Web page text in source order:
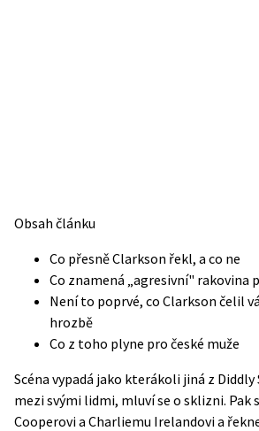
Obsah článku
Co přesně Clarkson řekl, a co ne
Co znamená „agresivní" rakovina
Není to poprvé, co Clarkson čelil
hrozbě
Co z toho plyne pro české muže
Scéna vypadá jako kterákoli jiná z
mezi svými lidmi, mluví se o sklizni. Pak
Cooperovi a Charliemu Irelandovi a